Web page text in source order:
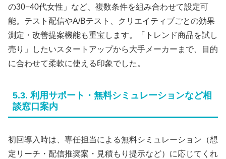
の30−40代女性」など、複数条件を組み合わせて設定可
能。テスト配信やA/Bテスト、クリエイティブごとの効果
測定・改善提案機能も重宝します。「トレンド商品を試し
売り」したいスタートアップから大手メーカーまで、目的
に合わせて柔軟に使える印象でした。
5.3. 利用サポート・無料シミュレーションなど相
談窓口案内
初回導入時は、専任担当による無料シミュレーション（想
定リーチ・配信推奨案・見積もり提示など）に応じてくれ